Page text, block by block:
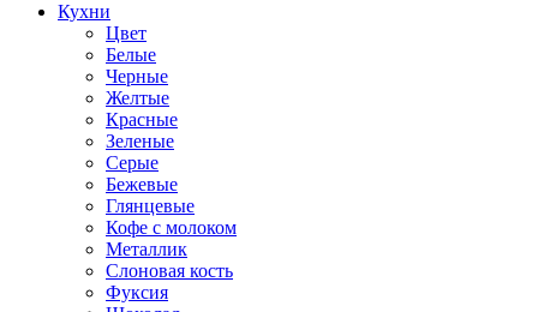
Кухни
Цвет
Белые
Черные
Желтые
Красные
Зеленые
Серые
Бежевые
Глянцевые
Кофе с молоком
Металлик
Слоновая кость
Фуксия